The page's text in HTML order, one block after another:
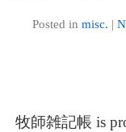
Posted in misc. |
牧師雑記帳 is